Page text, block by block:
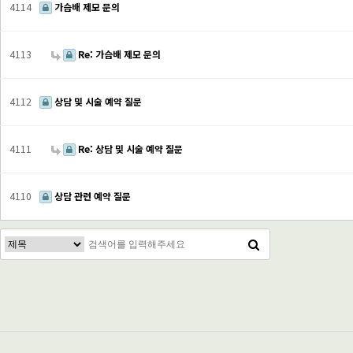
4114 가슴배 제모 문의
4113 Re: 가슴배 제모 문의
4112 상담 및 시술 예약 질문
4111 Re: 상담 및 시술 예약 질문
4110 상담 관련 예약 질문